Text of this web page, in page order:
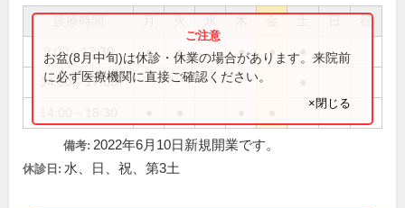
祝
9:00～12:30 ● ● ● ●
14:00～17:00
お盆(8月中旬)は休診・休業の場合があります。来院前
に必ず医療機関に直接ご確認ください。
×閉じる
備考: 2022年6月10日新規開業です。
休診日: 水、日、祝、第3土